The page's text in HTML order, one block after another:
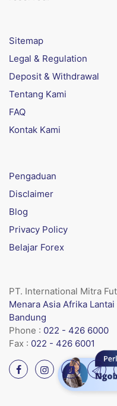
Sitemap
Legal & Regulation
Deposit & Withdrawal
Tentang Kami
FAQ
Kontak Kami
Pengaduan
Disclaimer
Blog
Privacy Policy
Belajar Forex
PT. International Mitra
Menara Asia Afrika
Bandung
Phone : 022 - 426 6000
Fax : 022 - 426 6001